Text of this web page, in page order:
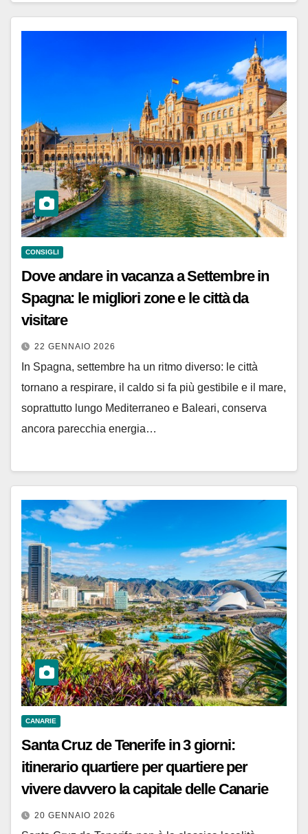
CONSIGLI
Dove andare in vacanza a Settembre in
Spagna: le migliori zone e le città da
visitare
22 GENNAIO 2026
In Spagna, settembre ha un ritmo diverso: le città
tornano a respirare, il caldo si fa più gestibile e il mare,
soprattutto lungo Mediterraneo e Baleari, conserva
ancora parecchia energia…
CANARIE
Santa Cruz de Tenerife in 3 giorni:
itinerario quartiere per quartiere per
vivere davvero la capitale delle Canarie
20 GENNAIO 2026